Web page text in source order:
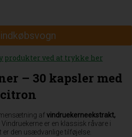
produkter ved at trykke her
– 30 kapsler med
afvindruekerneekstrakt,
Vindruekerne er en klassisk råvare i
den usædvanlige tilføjelse.